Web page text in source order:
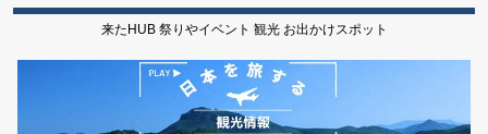
来たHUB 祭りやイベント 観光 お出かけスポット